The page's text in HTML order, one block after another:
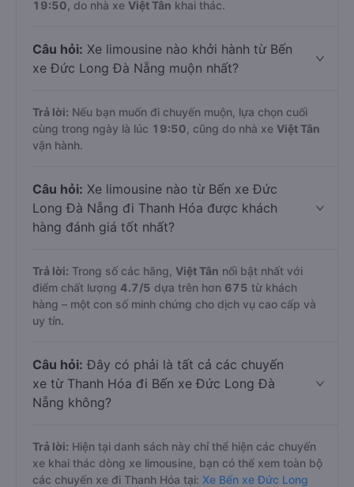
19:50 , do nhà xe Việt Tân khai thác.
Câu hỏi: Xe limousine nào khởi hành từ Bến
xe Đức Long Đà Nẵng muộn nhất?
Trả lời: Nếu bạn muốn đi chuyến muộn, lựa chọn cuối
cùng trong ngày là lúc 19:50 , cũng do nhà xe Việt Tân
vận hành.
Câu hỏi: Xe limousine nào từ Bến xe Đức
Long Đà Nẵng đi Thanh Hóa được khách
hàng đánh giá tốt nhất?
Trả lời: Trong số các hãng, Việt Tân nổi bật nhất với
điểm chất lượng 4.7/5 dựa trên hơn 675 từ khách
hàng – một con số minh chứng cho dịch vụ cao cấp và
uy tín.
Câu hỏi: Đây có phải là tất cả các chuyến
xe từ Thanh Hóa đi Bến xe Đức Long Đà
Nẵng không?
Trả lời: Hiện tại danh sách này chỉ thể hiện các chuyến
xe khai thác dòng xe limousine, bạn có thể xem toàn bộ
các chuyến xe đi Thanh Hóa tại: Xe Bến xe Đức Long